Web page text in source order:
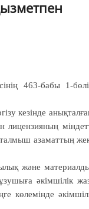
463-бабы 1-
кезінде
лицензияның
азаматтың
және
әкімшілік
көлемінде